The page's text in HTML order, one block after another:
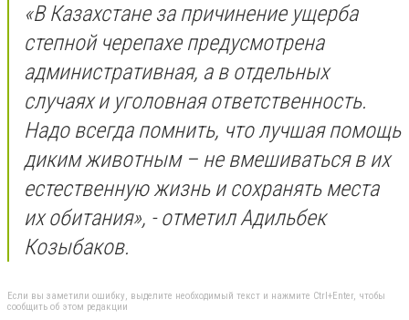
«В Казахстане за причинение ущерба
степной черепахе предусмотрена
административная, а в отдельных
случаях и уголовная ответственность.
Надо всегда помнить, что лучшая помощь
диким животным – не вмешиваться в их
естественную жизнь и сохранять места
их обитания», - отметил Адильбек
Козыбаков.
Если вы заметили ошибку, выделите необходимый текст и нажмите Ctrl+Enter, чтобы
сообщить об этом редакции